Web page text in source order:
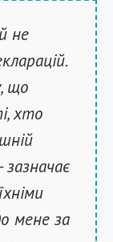
не
що
хто
зазначає
мене за